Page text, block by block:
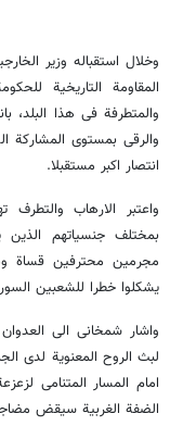
وخلال استقباله وزیر
المقاومة التاریخیة
والمتطرفة فی هذا البلد،
والرقی بمستوی المشارکة
انتصار اکبر مستقبلا.
واعتبر الارهاب والتطرف
بمختلف جنسیاتهم الذین
مجرمین محترفین قساة
یشکلوا خطرا للشعبین
واشار شمخانی الی
لبث الروح المعنویة لدی
امام المسار المتنامی
الضفة الغربیة سیقض